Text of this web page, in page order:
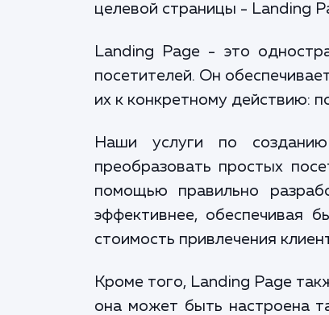
целевой страницы - Landing
Landing Page - это
посетителей. Он
их к конкретному действию:
Наши услуги по
преобразовать простых
помощью правильно
эффективнее, обеспечивая
стоимость привлечения
Кроме того, Landing Page
она может быть настроена